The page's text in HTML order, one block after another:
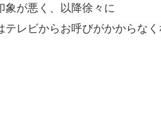
象が悪く、以降徐々に
テレビからお呼びがかからなく